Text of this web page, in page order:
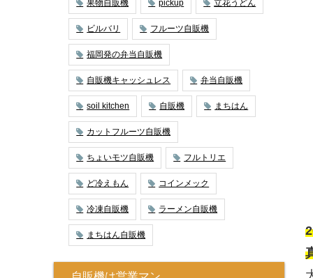
果物自販機 pickup 立花うどん
ビルバリ フルーツ自販機
福岡発の弁当自販機
自販機キャッシュレス 弁当自販機
soil kitchen 自販機 まちはん
カットフルーツ自販機
ちょいモツ自販機 フルトリエ
ど冷えもん コインメック
冷凍自販機 ラーメン自販機
まちはん自販機